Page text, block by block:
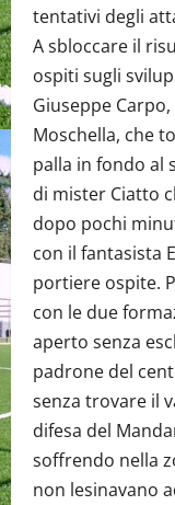
tentativi degli
A sbloccare il
ospiti sugli
Giuseppe
Moschella, che
palla in fondo al
di mister Ciatto
dopo pochi
con il fantasista
portiere ospite.
con le due
aperto senza
padrone del
senza trovare il
difesa del
soffrendo nella
non lesinavano